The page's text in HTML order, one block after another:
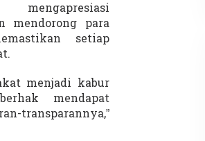
mendorong para
setiap
menjadi kabur
mendapat
transparannya,”
Eksplore Meranti – Yok ke Meranti